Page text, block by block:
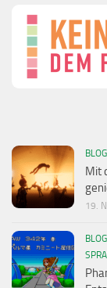
BLOG
Mit
19.
BLOG